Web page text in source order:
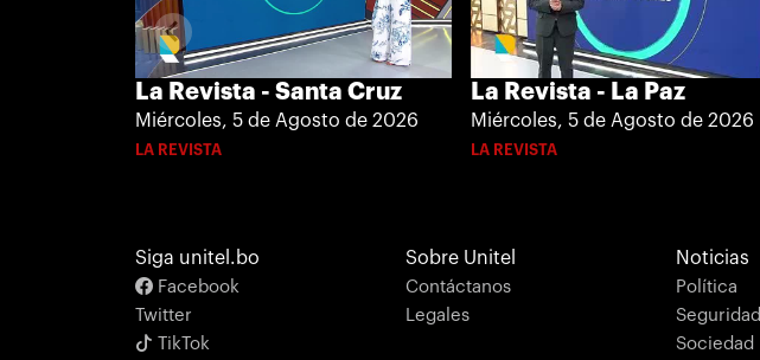
La Revista - Santa Cruz
Miércoles, 5 de Agosto de 2026
LA REVISTA
La Revista - La Paz
Miércoles, 5 de Agosto de 2026
LA REVISTA
Siga unitel.bo
Facebook
Twitter
TikTok
Sobre Unitel
Contáctanos
Legales
Noticias
Política
Seguridad
Sociedad